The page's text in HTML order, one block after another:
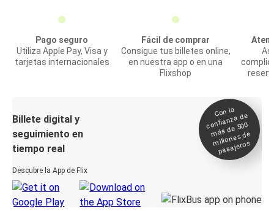
Pago seguro
Utiliza Apple Pay, Visa y
tarjetas internacionales
Fácil de comprar
Consigue tus billetes online,
en nuestra app o en una
Flixshop
Billete digital y
seguimiento en
tiempo real
Descubre la App de Flix
Con la
confianza de
más de 500
millones de
pasajeros